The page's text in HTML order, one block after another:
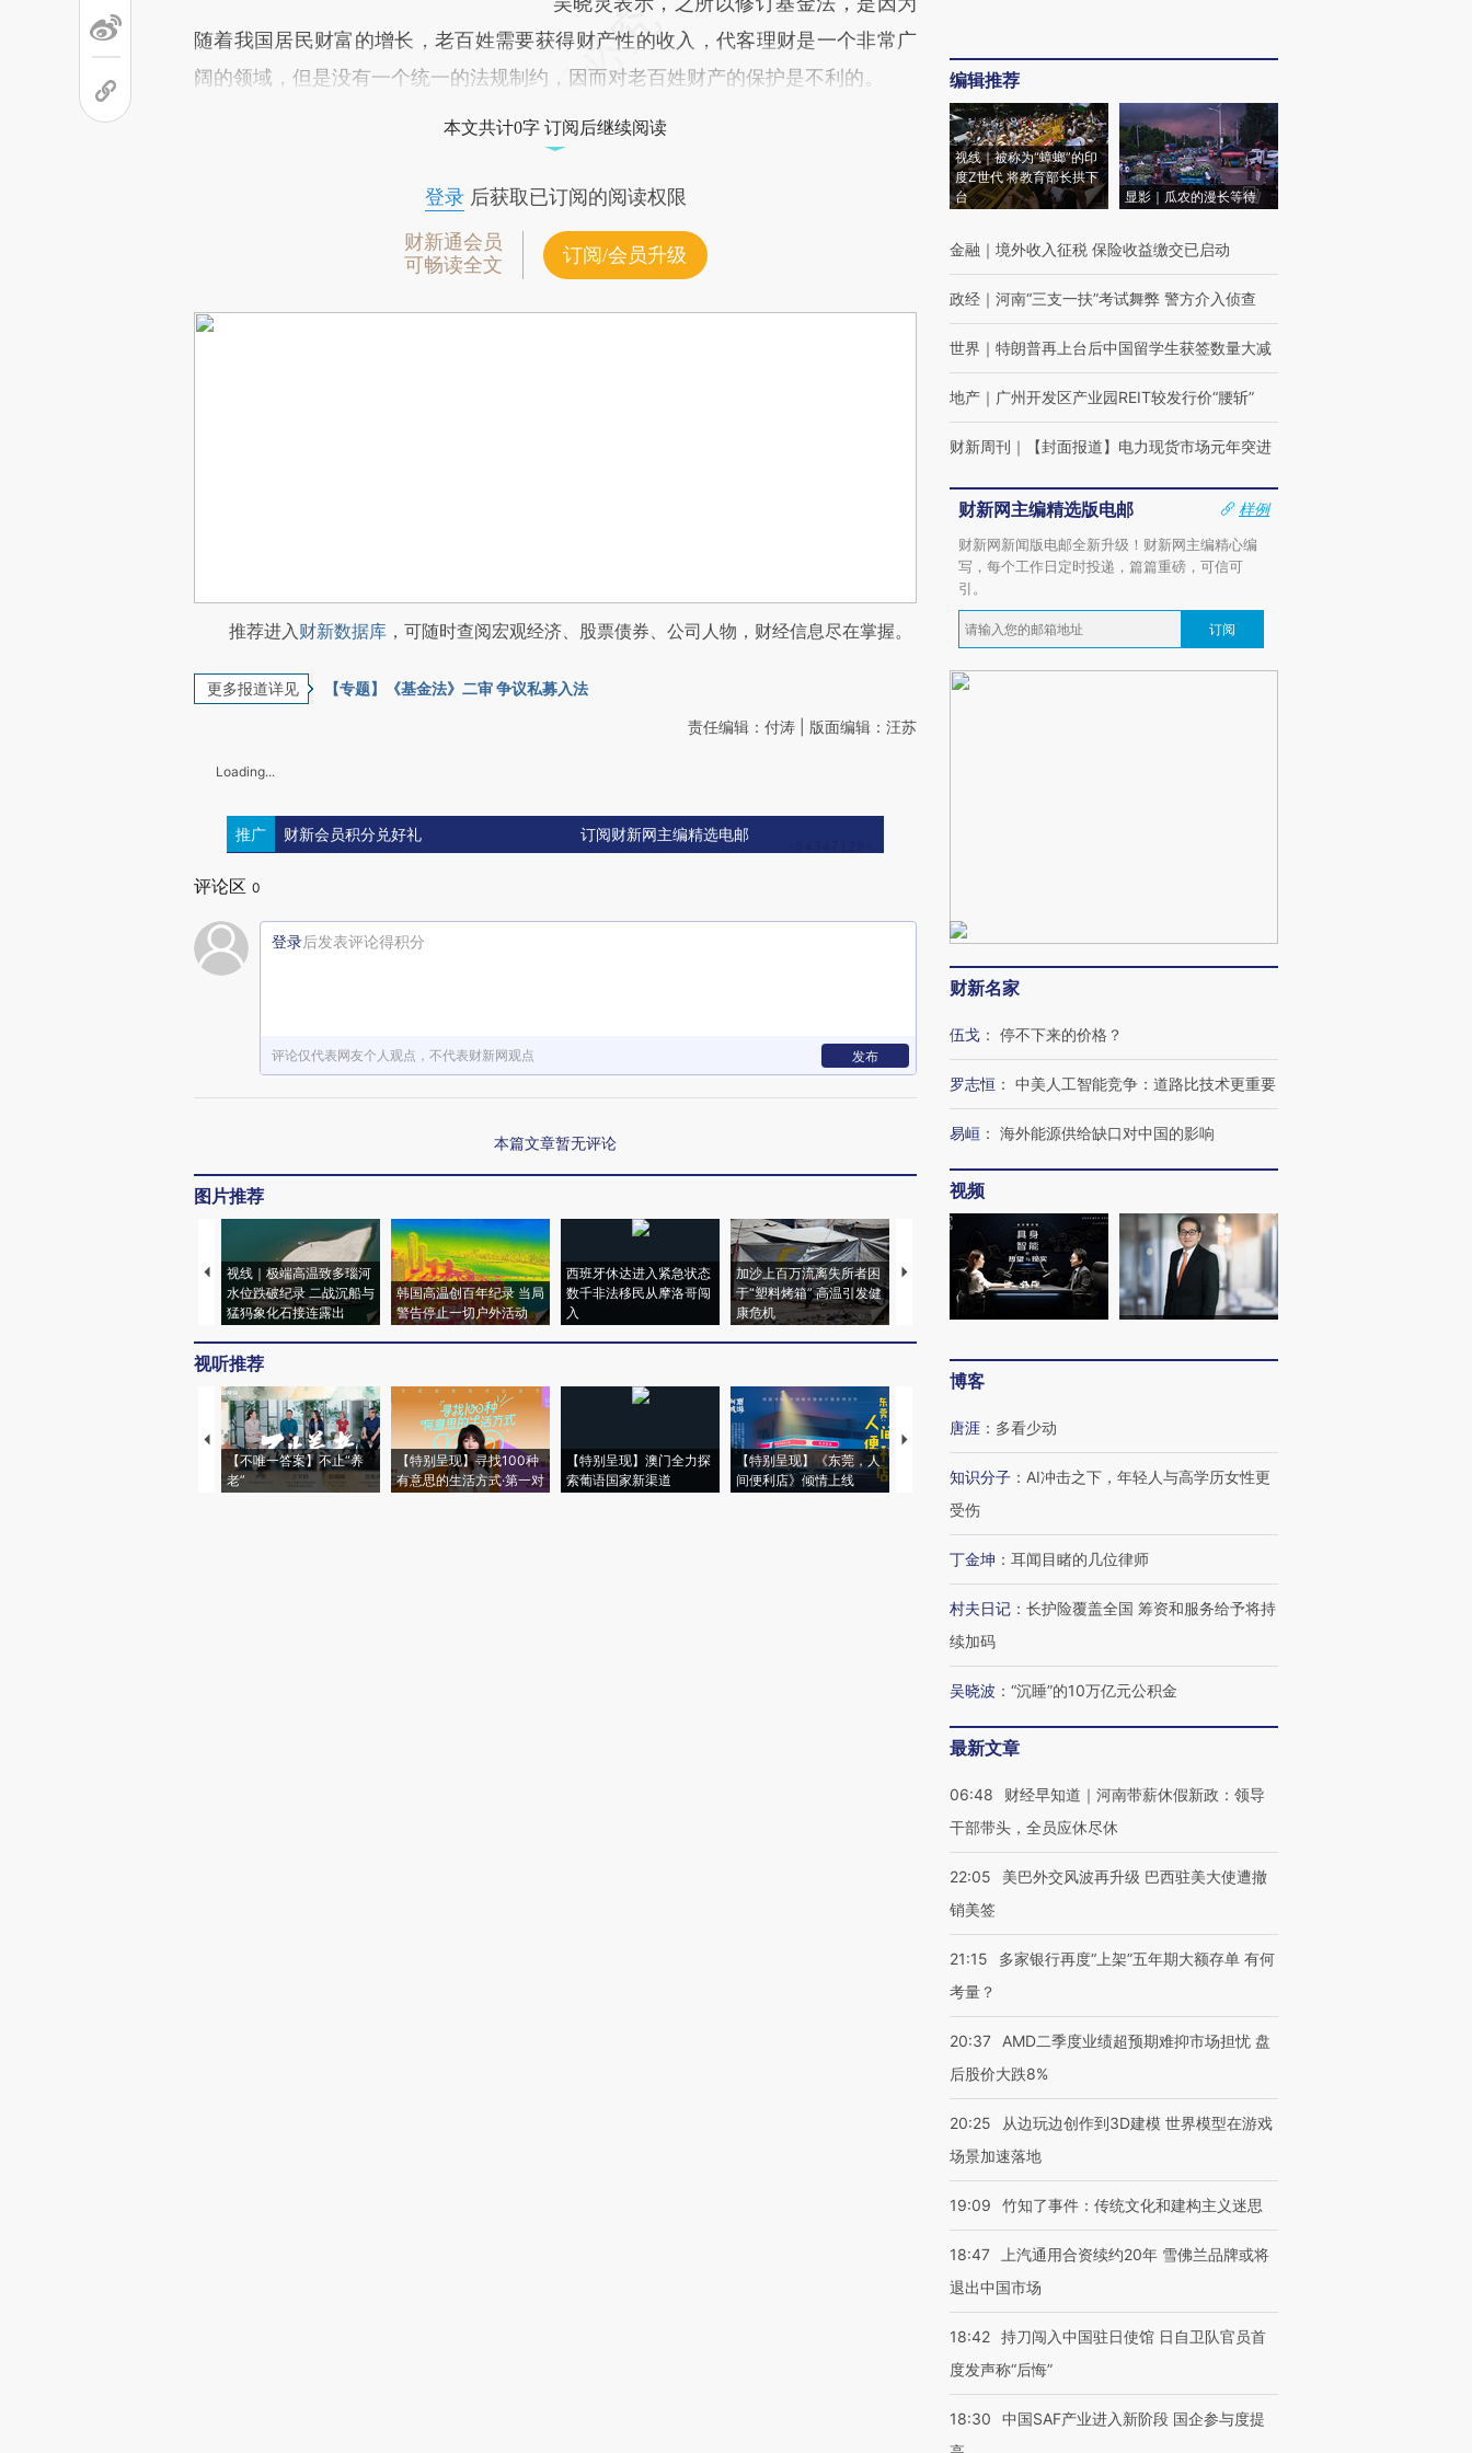
随着我国居民财富的增长，老百姓需要获得财产性的收入，代客理财是一个非常广
阔的领域，但是没有一个统一的法规制约，因而对老百姓财产的保护是不利的。
本文共计0字 订阅后继续阅读
登录后获取已订阅的阅读权限
财新通会员
可畅读全文
订阅/会员升级
推荐进入财新数据库 ，可随时查阅宏观经济、股票债券、公司人物，财经信息尽在掌握。
更多报道详见 【专题】《基金法》二审 争议私募入法
责任编辑：付涛 | 版面编辑：汪苏
Loading...
推广 财新会员积分兑好礼 订阅财新网主编精选电邮
评论区 0
登录后发表评论得积分
评论仅代表网友个人观点，不代表财新网观点 发布
本篇文章暂无评论
图片推荐
视线｜极端高温致多瑙河
水位跌破纪录 二战沉船与
猛犸象化石接连露出
韩国高温创百年纪录 当局
警告停止一切户外活动
西班牙休达进入紧急状态
数千非法移民从摩洛哥闯
入
加沙上百万流离失所者困
于“塑料烤箱” 高温引发健
康危机
马航飞行员跨国走私7万
粒摇头丸 尿检体内含3种
泽连斯基密集出访美英 索
要防空导弹“救急”
秘鲁纳斯卡观光飞机坠毁
13人遇难
视听推荐
【不唯一答案】不止“养
老”
【特别呈现】寻找100种
有意思的生活方式·第一对
【特别呈现】澳门全力探
索葡语国家新渠道
【特别呈现】《东莞，人
间便利店》倾情上线
【推广】走进第四届链博
有意思的生活方式·第三对
住三大增长引擎是什么？
编辑推荐
视线｜被称为“蟑螂”的印
度Z世代 将教育部长拱下
台
显影｜瓜农的漫长等待
金融 ｜ 境外收入征税 保险收益缴交已启动
政经 ｜ 河南“三支一扶”考试舞弊 警方介入侦查
世界 ｜ 特朗普再上台后中国留学生获签数量大减
地产 ｜ 广州开发区产业园REIT较发行价“腰斩”
财新周刊 ｜ 【封面报道】电力现货市场元年突进
财新网主编精选版电邮
样例
财新网新闻版电邮全新升级！财新网主编精心编
写，每个工作日定时投递，篇篇重磅，可信可
引。
订阅
财新名家
伍戈 ： 停不下来的价格？
罗志恒 ： 中美人工智能竞争：道路比技术更重要
易峘 ： 海外能源供给缺口对中国的影响
视频
博客
唐涯 ： 多看少动
知识分子 ： AI冲击之下，年轻人与高学历女性更
受伤
丁金坤 ： 耳闻目睹的几位律师
村夫日记 ： 长护险覆盖全国 筹资和服务给予将持
续加码
吴晓波 ： “沉睡”的10万亿元公积金
最新文章
06:48
财经早知道｜河南带薪休假新政：领导
干部带头，全员应休尽休
22:05
美巴外交风波再升级 巴西驻美大使遭撤
销美签
21:15
多家银行再度“上架”五年期大额存单 有何
考量？
20:37
AMD二季度业绩超预期难抑市场担忧 盘
后股价大跌8%
20:25
从边玩边创作到3D建模 世界模型在游戏
场景加速落地
19:09 竹知了事件：传统文化和建构主义迷思
18:47
上汽通用合资续约20年 雪佛兰品牌或将
退出中国市场
18:42 持刀闯入中国驻日使馆 日自卫队官员首
度发声称“后悔”
18:30
中国SAF产业进入新阶段 国企参与度提